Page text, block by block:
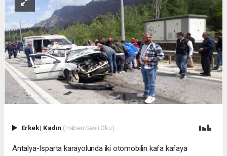
Erkek| Kadın (Haberi Sesli Oku)
Antalya-Isparta karayolunda iki otomobilin kafa kafaya